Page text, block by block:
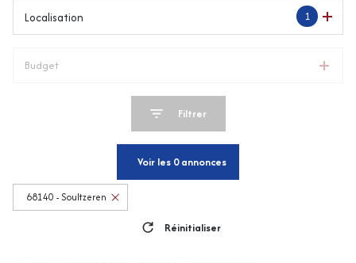
1
Localisation
Budget
Filtrer
Voir les 0annonces
68140 - Soultzeren
Réinitialiser